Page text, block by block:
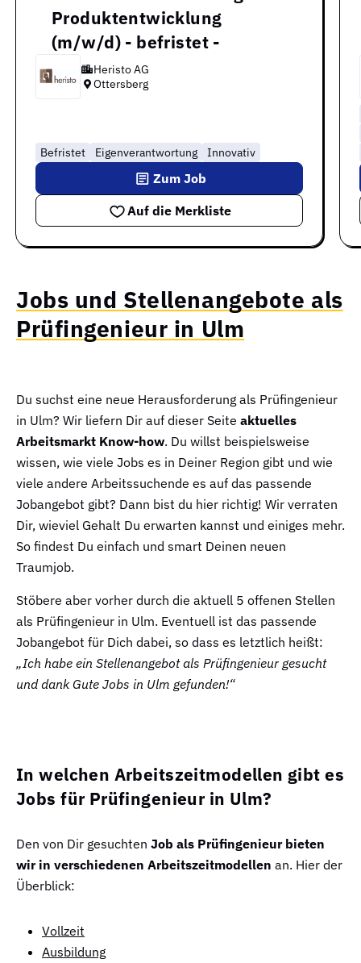
Produktentwicklung
(m/w/d) - befristet -
Heristo AG
Ottersberg
Befristet Eigenverantwortung Innovativ
Auf die Merkliste
Zum Job
Jobs und Stellenangebote als
Prüfingenieur in Ulm
Du suchst eine neue Herausforderung als Prüfingenieur
in Ulm? Wir liefern Dir auf dieser Seite aktuelles
Arbeitsmarkt Know-how. Du willst beispielsweise
wissen, wie viele Jobs es in Deiner Region gibt und wie
viele andere Arbeitssuchende es auf das passende
Jobangebot gibt? Dann bist du hier richtig! Wir verraten
Dir, wieviel Gehalt Du erwarten kannst und einiges mehr.
So findest Du einfach und smart Deinen neuen
Traumjob.
Stöbere aber vorher durch die aktuell 5 offenen Stellen
als Prüfingenieur in Ulm. Eventuell ist das passende
Jobangebot für Dich dabei, so dass es letztlich heißt:
„Ich habe ein Stellenangebot als Prüfingenieur gesucht
und dank Gute Jobs in Ulm gefunden!“
In welchen Arbeitszeitmodellen gibt es
Jobs für Prüfingenieur in Ulm?
Den von Dir gesuchten Job als Prüfingenieur bieten
wir in verschiedenen Arbeitszeitmodellen an. Hier der
Überblick:
Vollzeit
Ausbildung